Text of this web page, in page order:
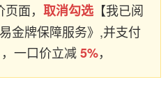
面， 取消勾选 【我已阅
金牌保障服务》,并支付
一口价立减5%，